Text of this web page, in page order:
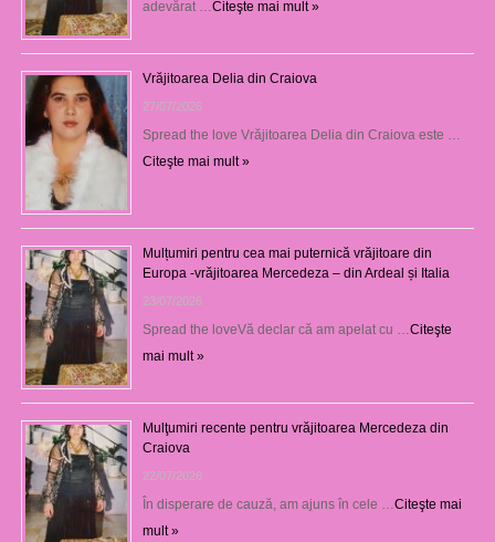
adevărat … Citeşte mai mult »
Vrăjitoarea Delia din Craiova
27/07/2026
Spread the love Vrăjitoarea Delia din Craiova este …
Citeşte mai mult »
Mulțumiri pentru cea mai puternică vrăjitoare din
Europa -vrăjitoarea Mercedeza – din Ardeal și Italia
23/07/2026
Spread the loveVă declar că am apelat cu … Citeşte
mai mult »
Mulţumiri recente pentru vrăjitoarea Mercedeza din
Craiova
22/07/2026
În disperare de cauză, am ajuns în cele … Citeşte mai
mult »